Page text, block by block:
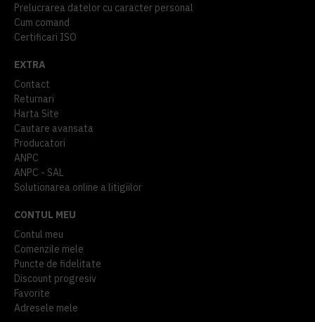
Prelucrarea datelor cu caracter personal
Cum comand
Certificari ISO
EXTRA
Contact
Returnari
Harta Site
Cautare avansata
Producatori
ANPC
ANPC - SAL
Solutionarea online a litigiilor
CONTUL MEU
Contul meu
Comenzile mele
Puncte de fidelitate
Discount progresiv
Favorite
Adresele mele